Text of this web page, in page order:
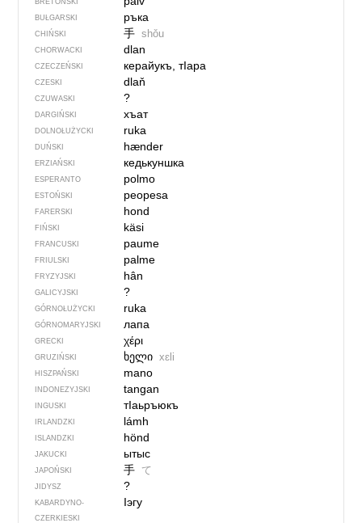
BRETOŃSKI
BUŁGARSKI ръка
CHIŃSKI 手 shǒu
CHORWACKI dlan
CZECZEŃSKI керайукъ, тIара
CZESKI dlaň
CZUWASKI ?
DARGIŃSKI хъат
DOLNOŁUŻYCKI ruka
DUŃSKI hænder
ERZIAŃSKI кедькуншка
ESPERANTO polmo
ESTOŃSKI peopesa
FARERSKI hond
FIŃSKI käsi
FRANCUSKI paume
FRIULSKI palme
FRYZYJSKI hân
GALICYJSKI ?
GÓRNOŁUŻYCKI ruka
GÓRNOMARYJSKI лапа
GRECKI χέρι
GRUZIŃSKI ხელი xɛli
HISZPAŃSKI mano
INDONEZYJSKI tangan
INGUSKI тIаьръюкъ
IRLANDZKI lámh
ISLANDZKI hönd
JAKUCKI ытыс
JAPOŃSKI 手 て
JIDYSZ ?
KABARDYNO-
CZERKIESKI
Iэгу